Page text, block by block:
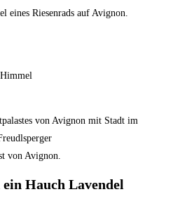
von Avignon.
Hauch Lavendel